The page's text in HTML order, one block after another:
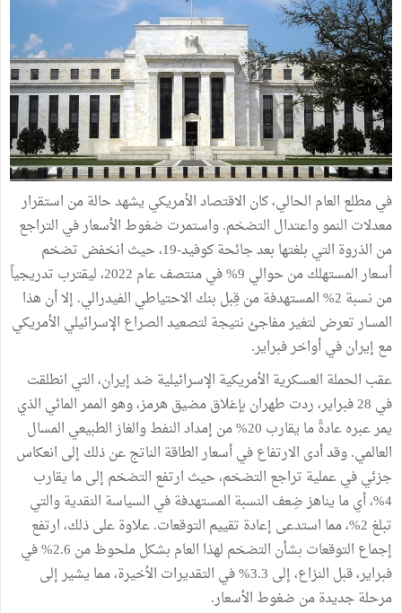
في مطلع العام الحالي، كان الاقتصاد الأمريكي يشهد حالة من استقرار
معدلات النمو واعتدال التضخم. واستمرت ضغوط الأسعار في التراجع
من الذروة التي بلغتها بعد جائحة كوفيد-19، حيث انخفض تضخم
أسعار المستهلك من حوالي 9% في منتصف عام 2022، ليقترب تدريجياً
من نسبة 2% المستهدفة من قِبل بنك الاحتياطي الفيدرالي. إلا أن هذا
المسار تعرض لتغير مفاجئ نتيجة لتصعيد الصراع الإسرائيلي الأمريكي
مع إيران في أواخر فبراير.
عقب الحملة العسكرية الأمريكية الإسرائيلية ضد إيران، التي انطلقت
في 28 فبراير، ردت طهران بإغلاق مضيق هرمز، وهو الممر المائي الذي
يمر عبره عادةً ما يقارب 20% من إمداد النفط والغاز الطبيعي المسال
العالمي. وقد أدى الارتفاع في أسعار الطاقة الناتج عن ذلك إلى انعكاس
جزئي في عملية تراجع التضخم، حيث ارتفع التضخم إلى ما يقارب
4%، أي ما يناهز ضِعف النسبة المستهدفة في السياسة النقدية والتي
تبلغ 2%، مما استدعى إعادة تقييم التوقعات. علاوة على ذلك، ارتفع
إجماع التوقعات بشأن التضخم لهذا العام بشكل ملحوظ من 2.6% في
فبراير، قبل النزاع، إلى 3.3% في التقديرات الأخيرة، مما يشير إلى
مرحلة جديدة من ضغوط الأسعار.